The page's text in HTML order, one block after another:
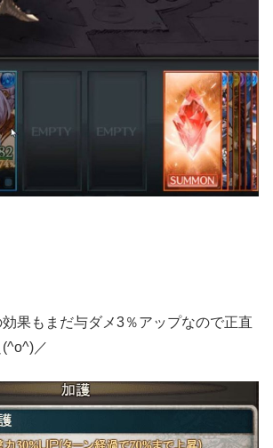
果もまだ与ダメ3％アップなので正直
／